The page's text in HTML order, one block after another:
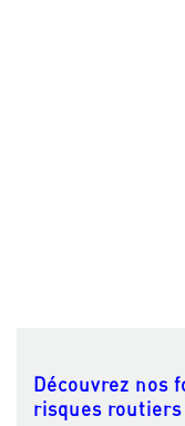
Découvrez nos
risques